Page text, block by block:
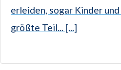
erleiden, sogar Kinder
größte Teil... [...]